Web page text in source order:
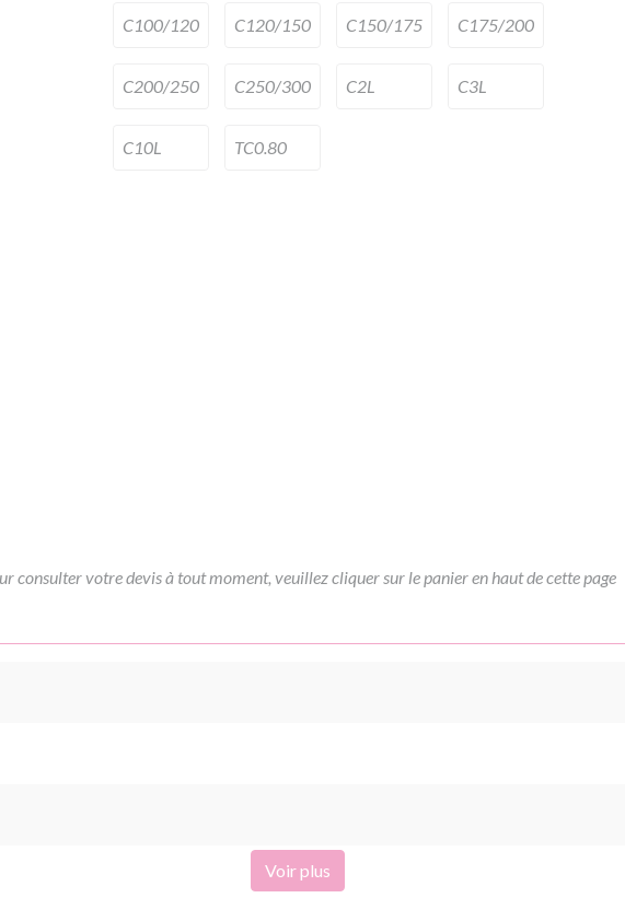
C100/120 C120/150 C150/175 C175/200
C200/250 C250/300 C2L C3L
C10L TC0.80
consulter votre devis à tout moment, veuillez cliquer sur le panier en haut de cette page
Voir plus